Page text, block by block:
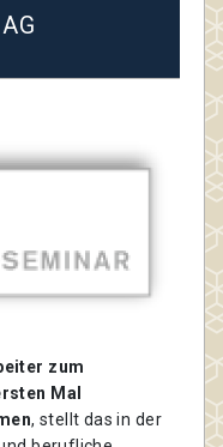
zum
Mal
, stellt das in der